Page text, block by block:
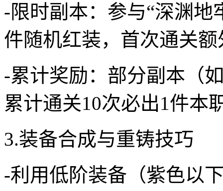
-限时副本：参与“深渊地
件随机红装，首次通关
-累计奖励：部分副本（
累计通关10次必出1件本
3.装备合成与重铸技巧
-利用低阶装备（紫色以